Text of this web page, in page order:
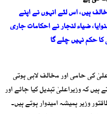
ہیں، اس لئے انہوں نے اپنے
ضیاء لنجار نے احکامات جاری
حکم نہیں چلے گا
کی حامی اور مخالف لابی ہوتی
ہیں کہ وزیراعلیٰ تبدیل کیا جائے اور
وزیر ہمیشہ امیدوار ہوتے ہیں۔